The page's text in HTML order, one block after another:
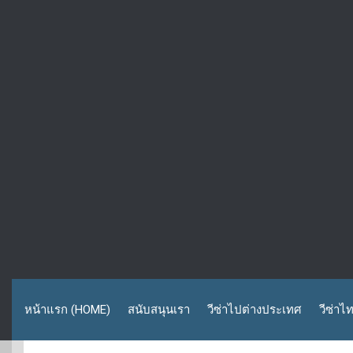
หน้าแรก (HOME) สนับสนุนเรา วีซ่าไปต่างประเทศ วีซ่าไ